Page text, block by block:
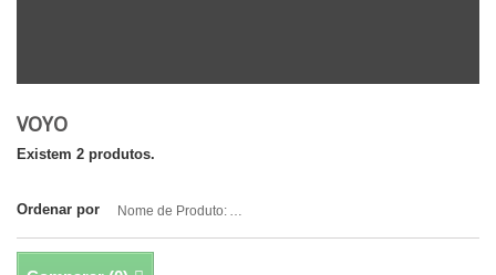
VOYO
Existem 2 produtos.
Ordenar por Nome de Produto: A a Z